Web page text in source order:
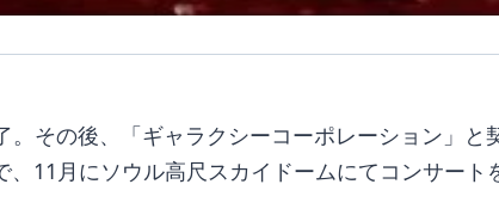
その後、「ギャラクシーコーポレーション」と
11月にソウル高尺スカイドームにてコンサート